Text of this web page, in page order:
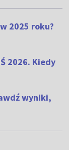
2025 roku?
2026. Kiedy
wyniki,